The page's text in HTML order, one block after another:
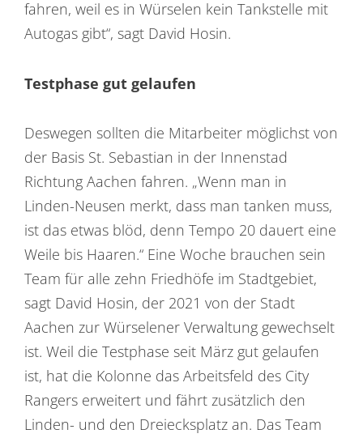
fahren, weil es in Würselen kein Tankstelle mit
Autogas gibt“, sagt David Hosin.
Testphase gut gelaufen
Deswegen sollten die Mitarbeiter möglichst von
der Basis St. Sebastian in der Innenstad
Richtung Aachen fahren. „Wenn man in
Linden-Neusen merkt, dass man tanken muss,
ist das etwas blöd, denn Tempo 20 dauert eine
Weile bis Haaren.“ Eine Woche brauchen sein
Team für alle zehn Friedhöfe im Stadtgebiet,
sagt David Hosin, der 2021 von der Stadt
Aachen zur Würselener Verwaltung gewechselt
ist. Weil die Testphase seit März gut gelaufen
ist, hat die Kolonne das Arbeitsfeld des City
Rangers erweitert und fährt zusätzlich den
Linden- und den Dreiecksplatz an. Das Team